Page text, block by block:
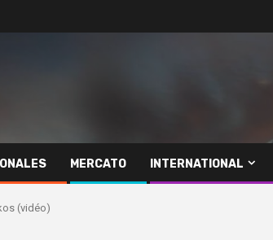
MERCATO INTERNATIONAL
(vidéo)